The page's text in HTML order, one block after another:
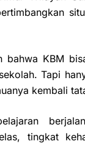
bahwa KBM
Tapi
kembali
tingkat